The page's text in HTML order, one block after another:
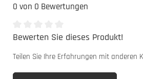
0 von 0 Bewertungen
Durchschnittliche Bewertung von 0 von 5
Bewerten Sie dieses Produkt!
Teilen Sie Ihre Erfahrungen mit anderen